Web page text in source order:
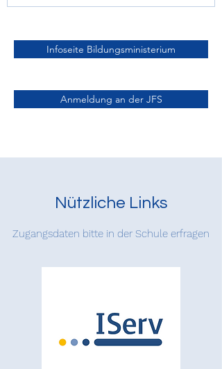
unter ca. 8,000 Teilnehmern aus
Landesvertreter am vergangenen
Wochenende am Bundeswettbewerb in
wenn es dort nicht für einen der vorderen
Plätze reichte, war dies ein besonderer
Infoseite Bildungsministerium
Anmeldung an der JFS
Nützliche Links
Zugangsdaten bitte in der Schule erfragen